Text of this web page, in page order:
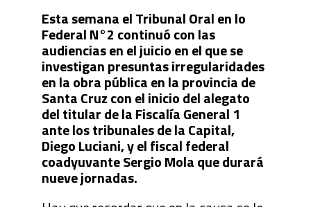
Esta semana el Tribunal Oral en lo
Federal N°2 continuó con las
audiencias en el juicio en el que se
investigan presuntas irregularidades
en la obra pública en la provincia de
Santa Cruz con el inicio del alegato
del titular de la Fiscalía General 1
ante los tribunales de la Capital,
Diego Luciani, y el fiscal federal
coadyuvante Sergio Mola que durará
nueve jornadas.